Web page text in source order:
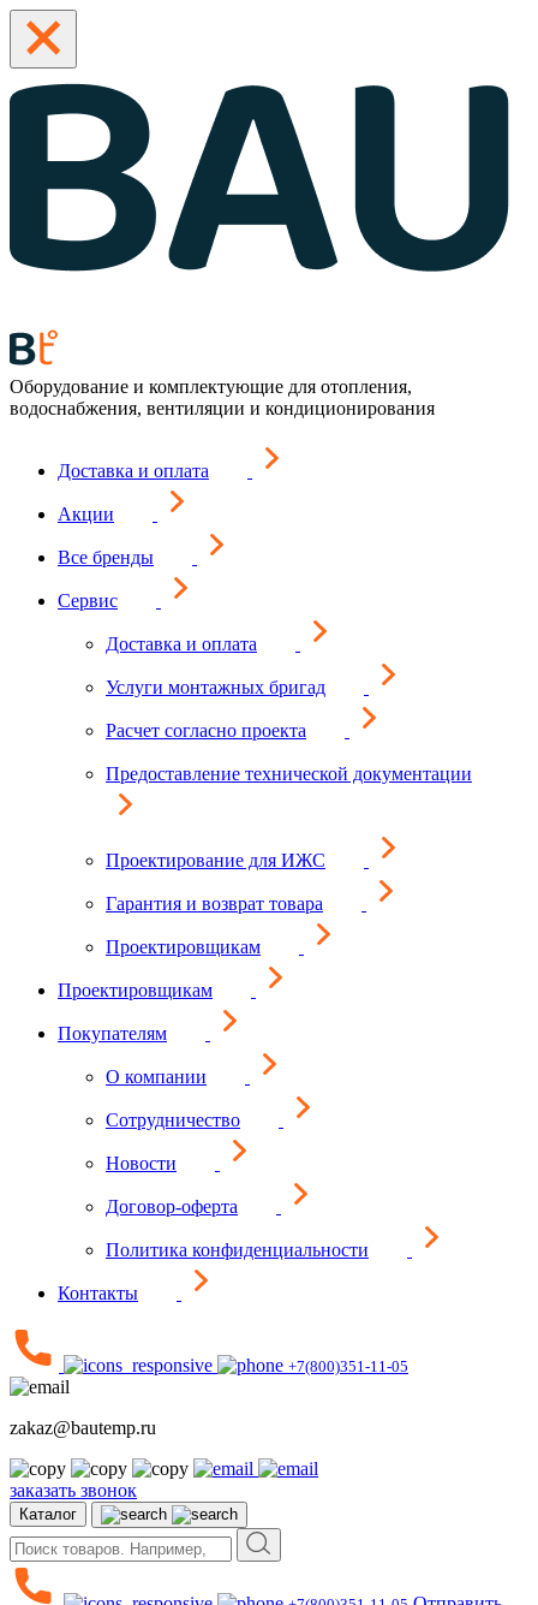
Оборудование и комплектующие для отопления,
водоснабжения, вентиляции и кондиционирования
Доставка и оплата
Акции
Все бренды
Сервис
Доставка и оплата
Услуги монтажных бригад
Расчет согласно проекта
Предоставление технической документации
Проектирование для ИЖС
Гарантия и возврат товара
Проектировщикам
Проектировщикам
Покупателям
О компании
Сотрудничество
Новости
Договор-оферта
Политика конфиденциальности
Контакты
+7(800)351-11-05
zakaz@bautemp.ru
заказать звонок
Каталог